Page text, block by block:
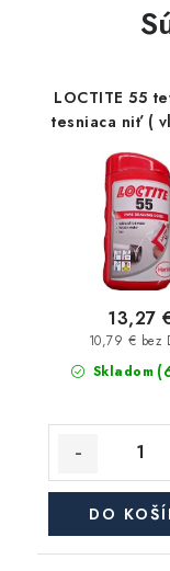
LOCTITE 55
tesniaca niť (
Skladom
10,79 € bez
13,27
DO